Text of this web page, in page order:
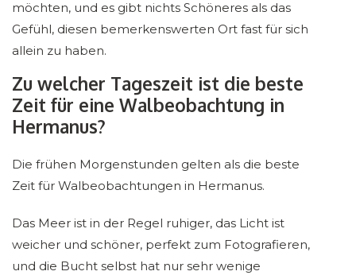
möchten, und es gibt nichts Schöneres als das
Gefühl, diesen bemerkenswerten Ort fast für sich
allein zu haben.
Zu welcher Tageszeit ist die beste
Zeit für eine Walbeobachtung in
Hermanus?
Die frühen Morgenstunden gelten als die beste
Zeit für Walbeobachtungen in Hermanus.
Das Meer ist in der Regel ruhiger, das Licht ist
weicher und schöner, perfekt zum Fotografieren,
und die Bucht selbst hat nur sehr wenige